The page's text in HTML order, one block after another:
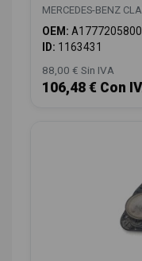
MERCEDES-BENZ
OEM: A1777205800
ID: 1163431
88,00 € Sin IVA
106,48 € Con